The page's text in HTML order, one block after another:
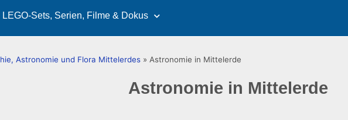
LEGO-Sets, Serien, Filme & Dokus
Astronomie und Flora Mittelerdes » Astronomie in Mittelerde
Astronomie in Mittelerde